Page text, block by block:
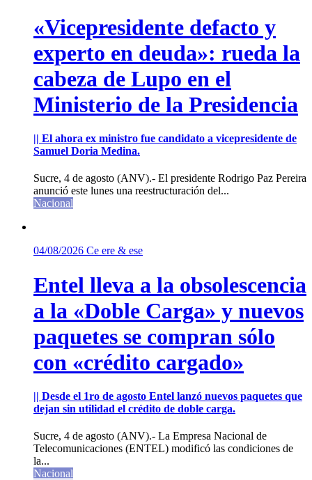
«Vicepresidente defacto y
experto en deuda»: rueda la
cabeza de Lupo en el
Ministerio de la Presidencia
|| El ahora ex ministro fue candidato a vicepresidente de
Samuel Doria Medina.
Sucre, 4 de agosto (ANV).- El presidente Rodrigo Paz Pereira
anunció este lunes una reestructuración del...
Nacional
04/08/2026 Ce ere & ese
Entel lleva a la obsolescencia
a la «Doble Carga» y nuevos
paquetes se compran sólo
con «crédito cargado»
|| Desde el 1ro de agosto Entel lanzó nuevos paquetes que
dejan sin utilidad el crédito de doble carga.
Sucre, 4 de agosto (ANV).- La Empresa Nacional de
Telecomunicaciones (ENTEL) modificó las condiciones de
la...
Nacional